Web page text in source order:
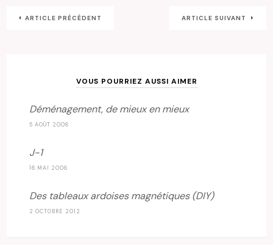
ARTICLE PRÉCÉDENT ARTICLE SUIVANT
VOUS POURRIEZ AUSSI AIMER
Déménagement, de mieux en mieux
5 AOÛT 2008
J-1
16 MAI 2008
Des tableaux ardoises magnétiques (DIY)
2 OCTOBRE 2012